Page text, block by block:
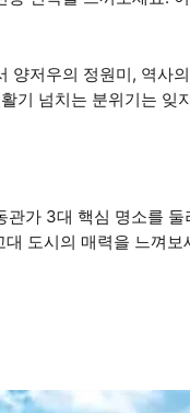
저우의 정원미, 역사
기 넘치는 분위기는 잊
가 3대 핵심 명소를
도시의 매력을 느껴